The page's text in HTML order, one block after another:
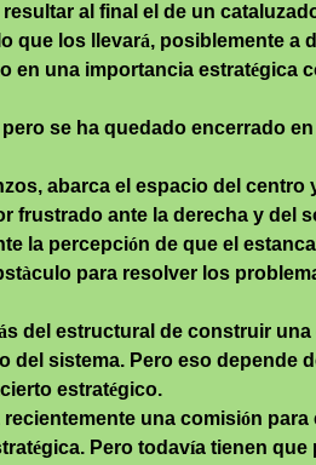
al final el de un
que los llevará, posiblemente a
en una importancia estratégica
pero se ha quedado encerrado
abarca el espacio del
frustrado ante la derecha y del
la percepción de que el
àculo para resolver los
s del estructural de construir una
del sistema. Pero eso depende
estratégico.
una comisión para
égica. Pero todavía tienen que